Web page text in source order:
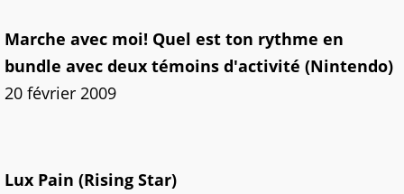
Marche avec moi! Quel est ton rythme en
bundle avec deux témoins d'activité (Nintendo)
20 février 2009
Lux Pain (Rising Star)